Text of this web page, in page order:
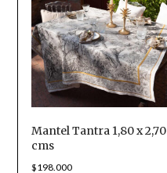
Mantel Tantra 1,80 x 2,70
cms
$198.000